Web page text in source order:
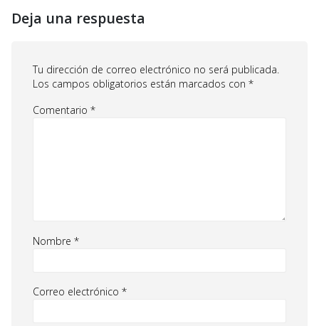
Deja una respuesta
Tu dirección de correo electrónico no será publicada.
Los campos obligatorios están marcados con *
Comentario *
Nombre *
Correo electrónico *